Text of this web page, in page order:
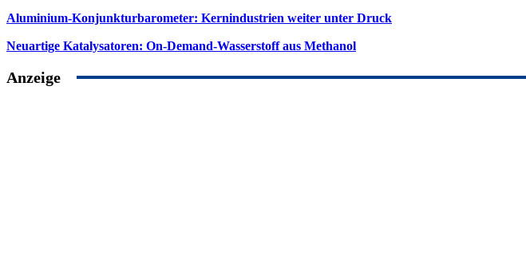
Aluminium-Konjunkturbarometer: Kernindustrien weiter unter Druck
Neuartige Katalysatoren: On-Demand-Wasserstoff aus Methanol
Anzeige